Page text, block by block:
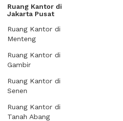
Ruang Kantor di
Jakarta Pusat
Ruang Kantor di
Menteng
Ruang Kantor di
Gambir
Ruang Kantor di
Senen
Ruang Kantor di
Tanah Abang